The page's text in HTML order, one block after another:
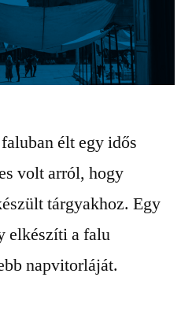
élt egy idős
volt arról, hogy
tárgyakhoz. Egy
elkészíti a falu
napvitorláját.